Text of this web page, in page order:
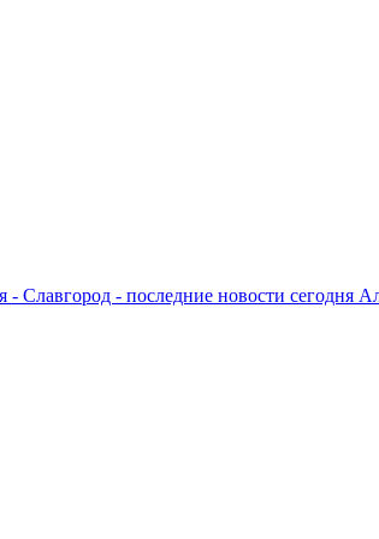
- Славгород - последние новости сегодня